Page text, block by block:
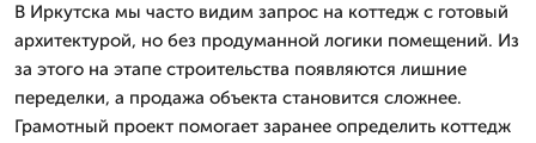
В Иркутска мы часто видим запрос на коттедж с готовый
архитектурой, но без продуманной логики помещений. Из
за этого на этапе строительства появляются лишние
переделки, а продажа объекта становится сложнее.
Грамотный проект помогает заранее определить коттедж